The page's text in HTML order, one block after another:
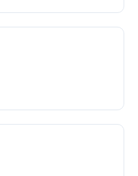
oss hjälpa dig att